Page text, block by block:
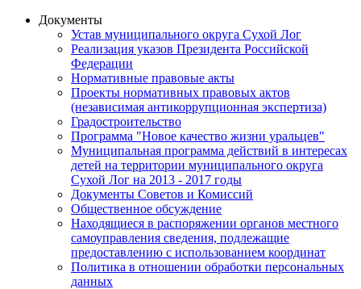
Документы
Устав муниципального округа Сухой Лог
Реализация указов Президента Российской
Федерации
Нормативные правовые акты
Проекты нормативных правовых актов
(независимая антикоррупционная экспертиза)
Градостроительство
Программа "Новое качество жизни уральцев"
Муниципальная программа действий в интересах
детей на территории муниципального округа
Сухой Лог на 2013 - 2017 годы
Документы Советов и Комиссий
Общественное обсуждение
Находящиеся в распоряжении органов местного
самоуправления сведения, подлежащие
предоставлению с использованием координат
Политика в отношении обработки персональных
данных